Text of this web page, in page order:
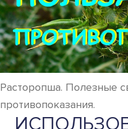
Расторопша. Полезные
противопоказания.